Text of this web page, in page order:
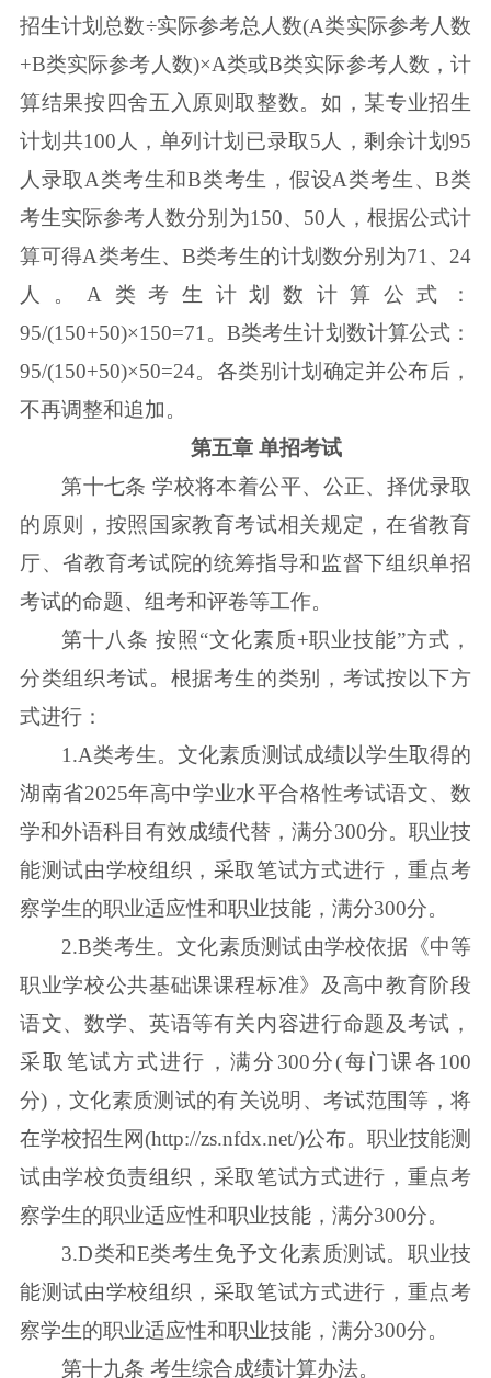
招生计划总数÷实际参考总人数(A类实际参考人数
+B类实际参考人数)×A类或B类实际参考人数，计
算结果按四舍五入原则取整数。如，某专业招生
计划共100人，单列计划已录取5人，剩余计划95
人录取A类考生和B类考生，假设A类考生、B类
考生实际参考人数分别为150、50人，根据公式计
算可得A类考生、B类考生的计划数分别为71、24
人。A类考生计划数计算公式：
95/(150+50)×150=71。B类考生计划数计算公式：
95/(150+50)×50=24。各类别计划确定并公布后，
不再调整和追加。
第五章 单招考试
第十七条 学校将本着公平、公正、择优录取
的原则，按照国家教育考试相关规定，在省教育
厅、省教育考试院的统筹指导和监督下组织单招
考试的命题、组考和评卷等工作。
第十八条 按照“文化素质+职业技能”方式，
分类组织考试。根据考生的类别，考试按以下方
式进行：
1.A类考生。文化素质测试成绩以学生取得的
湖南省2025年高中学业水平合格性考试语文、数
学和外语科目有效成绩代替，满分300分。职业技
能测试由学校组织，采取笔试方式进行，重点考
察学生的职业适应性和职业技能，满分300分。
2.B类考生。文化素质测试由学校依据《中等
职业学校公共基础课课程标准》及高中教育阶段
语文、数学、英语等有关内容进行命题及考试，
采取笔试方式进行，满分300分(每门课各100
分)，文化素质测试的有关说明、考试范围等，将
在学校招生网(http://zs.nfdx.net/)公布。职业技能测
试由学校负责组织，采取笔试方式进行，重点考
察学生的职业适应性和职业技能，满分300分。
3.D类和E类考生免予文化素质测试。职业技
能测试由学校组织，采取笔试方式进行，重点考
察学生的职业适应性和职业技能，满分300分。
第十九条 考生综合成绩计算办法。